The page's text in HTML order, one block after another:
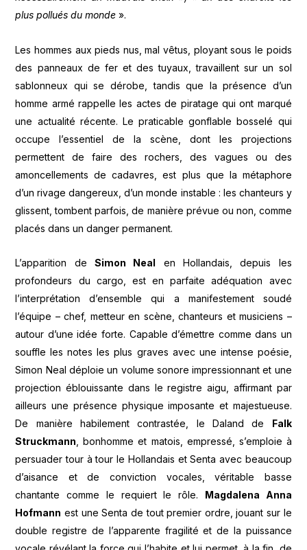
plus pollués du monde ».
Les hommes aux pieds nus, mal vêtus, ployant sous le poids
des panneaux de fer et des tuyaux, travaillent sur un sol
sablonneux qui se dérobe, tandis que la présence d’un
homme armé rappelle les actes de piratage qui ont marqué
une actualité récente. Le praticable gonflable bosselé qui
occupe l’essentiel de la scène, dont les projections
permettent de faire des rochers, des vagues ou des
amoncellements de cadavres, est plus que la métaphore
d’un rivage dangereux, d’un monde instable : les chanteurs y
glissent, tombent parfois, de manière prévue ou non, comme
placés dans un danger permanent.
L’apparition deSimon Neal
en Hollandais, depuis les
profondeurs du cargo, est en parfaite adéquation avec
l’interprétation d’ensemble qui a manifestement soudé
l’équipe – chef, metteur en scène, chanteurs et musiciens –
autour d’une idée forte. Capable d’émettre comme dans un
souffle les notes les plus graves avec une intense poésie,
Simon Neal déploie un volume sonore impressionnant et une
projection éblouissante dans le registre aigu, affirmant par
ailleurs une présence physique imposante et majestueuse.
De manière habilement contrastée, le Daland de
Falk
Struckmann, bonhomme et matois, empressé, s’emploie à
persuader tour à tour le Hollandais et Senta avec beaucoup
d’aisance et de conviction vocales, véritable basse
chantante comme le requiert le rôle.
Magdalena Anna
Hofmann est une Senta de tout premier ordre, jouant sur le
double registre de l’apparente fragilité et de la puissance